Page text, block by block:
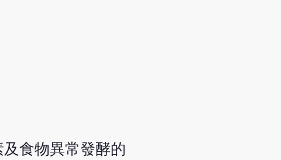
食物異常發酵的